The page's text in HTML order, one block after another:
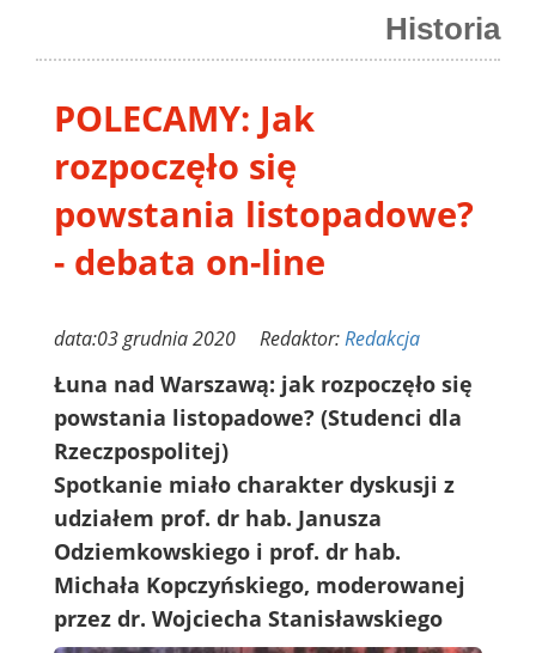
Historia
POLECAMY: Jak
rozpoczęło się
powstania listopadowe?
- debata on-line
data:03 grudnia 2020 Redaktor:Redakcja
Łuna nad Warszawą: jak rozpoczęło się
powstania listopadowe? (Studenci dla
Rzeczpospolitej)
Spotkanie miało charakter dyskusji z
udziałem prof. dr hab. Janusza
Odziemkowskiego i prof. dr hab.
Michała Kopczyńskiego, moderowanej
przez dr. Wojciecha Stanisławskiego